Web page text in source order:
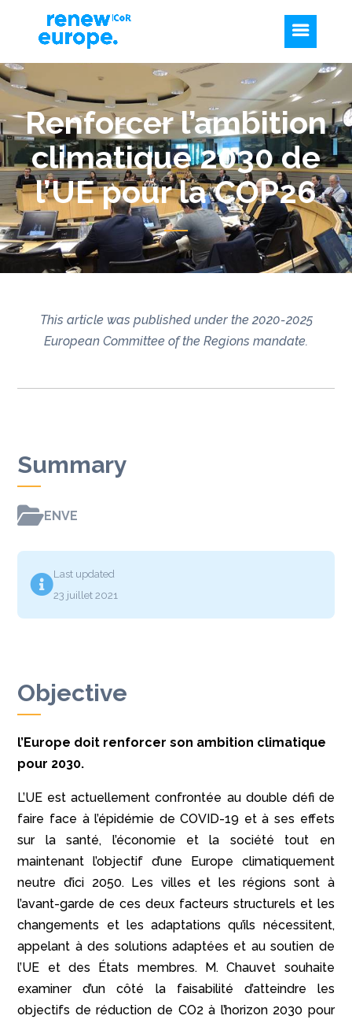
Renforcer l’ambition
climatique 2030 de
l’UE pour la COP26
This article was published under the 2020-2025
European Committee of the Regions mandate.
Summary
ENVE
Last updated
23 juillet 2021
Objective
l’Europe doit renforcer son ambition climatique
pour 2030.
L’UE est actuellement confrontée au double défi de
faire face à l’épidémie de COVID-19 et à ses effets
sur la santé, l’économie et la société tout en
maintenant l’objectif d’une Europe climatiquement
neutre d’ici 2050. Les villes et les régions sont à
l’avant-garde de ces deux facteurs structurels et les
changements et les adaptations qu’ils nécessitent,
appelant à des solutions adaptées et au soutien de
l’UE et des États membres. M. Chauvet souhaite
examiner d’un côté la faisabilité d’atteindre les
objectifs de réduction de CO2 à l’horizon 2030 pour